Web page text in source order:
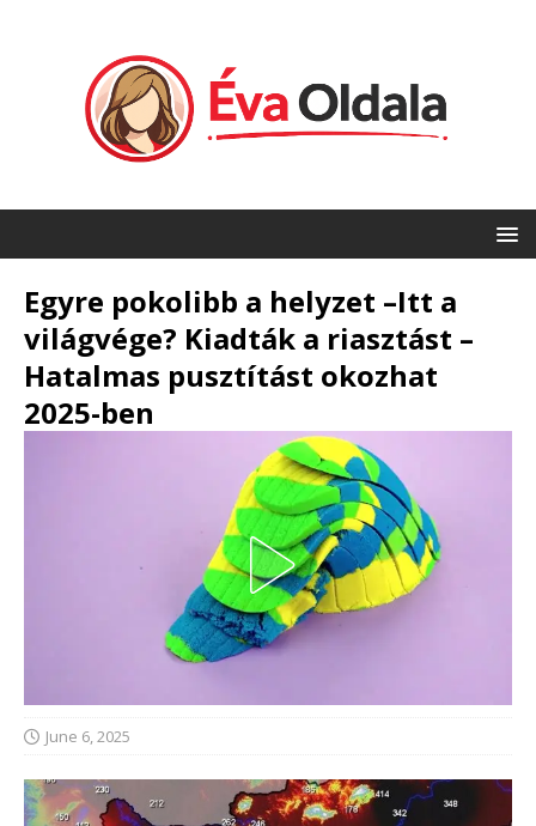
Egyre pokolibb a helyzet –Itt a
világvége? Kiadták a riasztást –
Hatalmas pusztítást okozhat
2025-ben
June 6, 2025